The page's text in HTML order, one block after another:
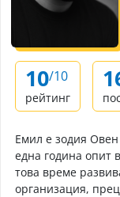
10/10
рейтинг
Емил е зодия
една година опит
това време
организация,